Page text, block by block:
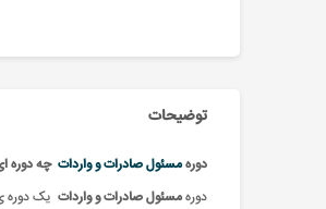
توضیحات
دورهمسئول صادرات و واردات چه دوره
دورهمسئول صادرات و واردات یک دوره